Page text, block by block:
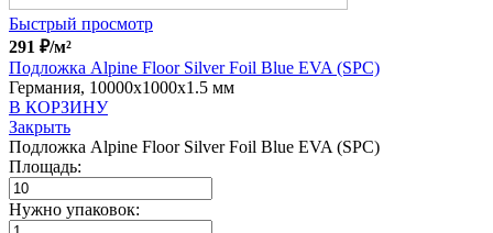
Быстрый просмотр
291 ₽/м²
Подложка Alpine Floor Silver Foil Blue EVA (SPC)
Германия, 10000x1000x1.5 мм
В КОРЗИНУ
Закрыть
Подложка Alpine Floor Silver Foil Blue EVA (SPC)
Площадь:
Нужно упаковок: